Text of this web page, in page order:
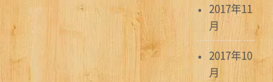
2017年11
月
2017年10
月